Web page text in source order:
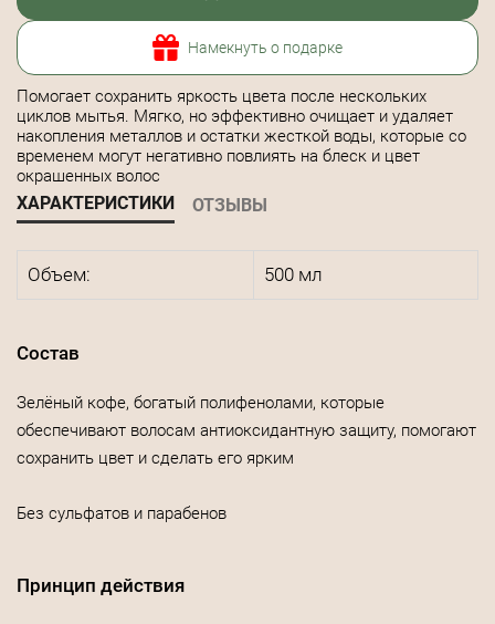
Намекнуть о подарке
Помогает сохранить яркость цвета после нескольких
циклов мытья. Мягко, но эффективно очищает и удаляет
накопления металлов и остатки жесткой воды, которые со
временем могут негативно повлиять на блеск и цвет
окрашенных волос
ХАРАКТЕРИСТИКИ ОТЗЫВЫ
Объем: 500 мл
Состав
Зелёный кофе, богатый полифенолами, которые
обеспечивают волосам антиоксидантную защиту, помогают
сохранить цвет и сделать его ярким
Без сульфатов и парабенов
Принцип действия